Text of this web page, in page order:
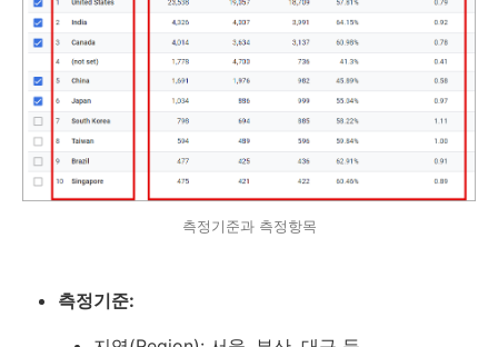
측정기준과 측정항목
측정기준: